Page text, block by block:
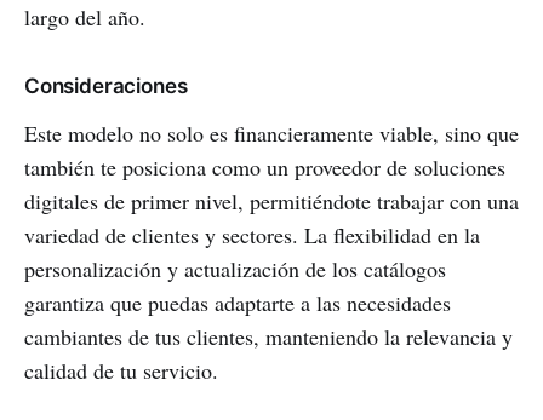
largo del año.
Consideraciones
Este modelo no solo es financieramente viable, sino que
también te posiciona como un proveedor de soluciones
digitales de primer nivel, permitiéndote trabajar con una
variedad de clientes y sectores. La flexibilidad en la
personalización y actualización de los catálogos
garantiza que puedas adaptarte a las necesidades
cambiantes de tus clientes, manteniendo la relevancia y
calidad de tu servicio.